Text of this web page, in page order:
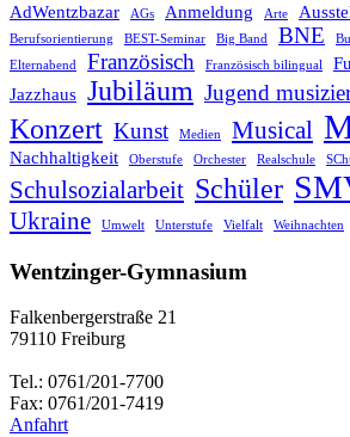
AdWentzbazar AGs Anmeldung Arte
Berufsorientierung
BEST-Seminar Big Band BNE
Elternabend Französisch Französisch bilingual
Jazzhaus Jubiläum Jugend
Konzert Kunst Medien Musical
Nachhaltigkeit Oberstufe Orchester Realschule
Schulsozialarbeit Schüler
Ukraine Umwelt Unterstufe Vielfalt Weihnachten
Wentzinger-Gymnasium
Falkenbergerstraße 21
79110 Freiburg
Tel.: 0761/201-7700
Fax: 0761/201-7419
Anfahrt